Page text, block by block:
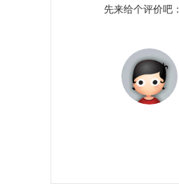
先来给个评价吧：